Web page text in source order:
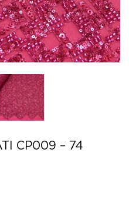
CP009 – 74